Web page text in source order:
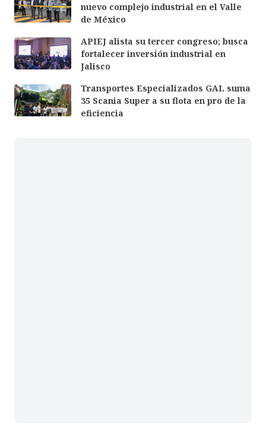
nuevo complejo industrial en el Valle
de México
APIEJ alista su tercer congreso; busca
fortalecer inversión industrial en
Jalisco
Transportes Especializados GAL suma
35 Scania Super a su flota en pro de la
eficiencia